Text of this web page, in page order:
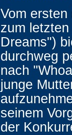
Vom
zum
Dreams")
durchweg
nach
junge
seinem
der